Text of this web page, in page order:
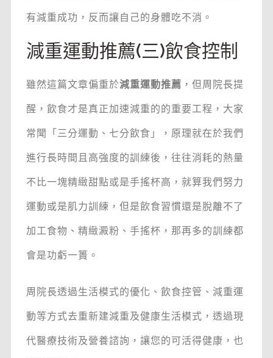
有減重成功，反而讓自己的身體吃不消。
減重運動推薦(三)飲食控制
雖然這篇文章偏重於減重運動推薦 ，但周院長提
醒，飲食才是真正加速減重的的重要工程，大家
常聞「三分運動、七分飲食」，原理就在於我們
進行長時間且高強度的訓練後，往往消耗的熱量
不比一塊精緻甜點或是手搖杯高，就算我們努力
運動或是肌力訓練，但是飲食習慣還是脫離不了
加工食物、精緻澱粉、手搖杯，那再多的訓練都
會是功虧一簣。
周院長透過生活模式的優化、飲食控管、減重運
動等方式去重新建減重及健康生活模式，透過現
代醫療技術及營養諮詢，讓您的可活得健康，也